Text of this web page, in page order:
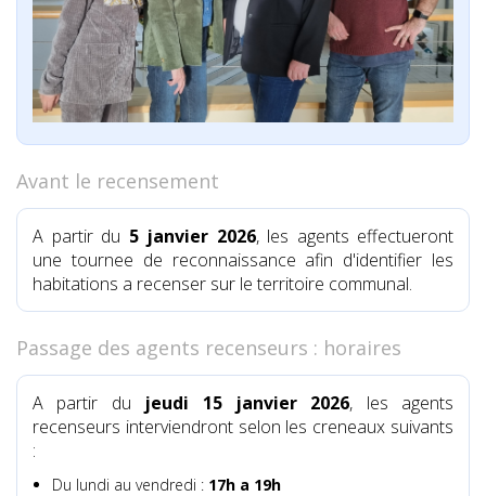
Avant le recensement
A partir du 5 janvier 2026, les agents effectueront
une tournee de reconnaissance afin d'identifier les
habitations a recenser sur le territoire communal.
Passage des agents recenseurs : horaires
A partir du jeudi 15 janvier 2026, les agents
recenseurs interviendront selon les creneaux suivants
:
Du lundi au vendredi : 17h a 19h